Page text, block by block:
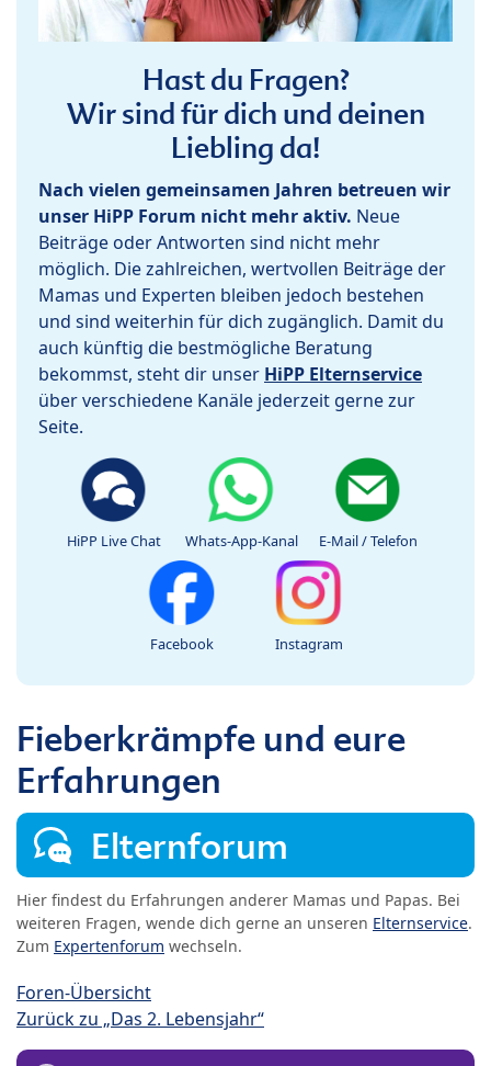
Hast du Fragen?
Wir sind für dich und deinen
Liebling da!
Nach vielen gemeinsamen Jahren betreuen wir
unser HiPP Forum nicht mehr aktiv. Neue
Beiträge oder Antworten sind nicht mehr
möglich. Die zahlreichen, wertvollen Beiträge der
Mamas und Experten bleiben jedoch bestehen
und sind weiterhin für dich zugänglich. Damit du
auch künftig die bestmögliche Beratung
bekommst, steht dir unser HiPP Elternservice
über verschiedene Kanäle jederzeit gerne zur
Seite.
HiPP Live Chat Whats-App-Kanal E-Mail / Telefon
Facebook Instagram
Fieberkrämpfe und eure
Erfahrungen
Elternforum
Hier findest du Erfahrungen anderer Mamas und Papas. Bei
weiteren Fragen, wende dich gerne an unseren Elternservice.
Zum Expertenforum wechseln.
Foren-Übersicht
Zurück zu „Das 2. Lebensjahr“